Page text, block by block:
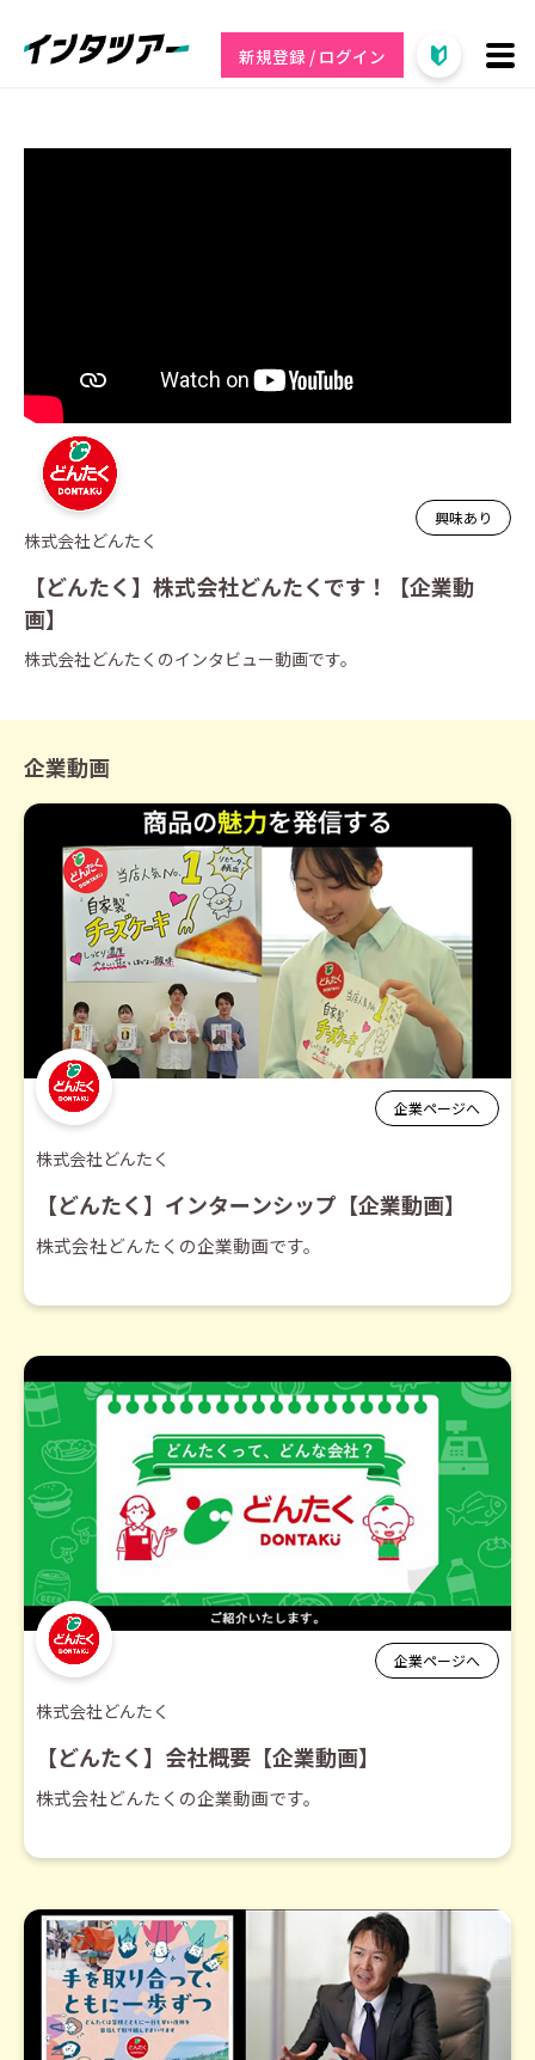
新規登録 / ログイン
興味あり
株式会社どんたく
【どんたく】株式会社どんたくです！【企業動
画】
株式会社どんたくのインタビュー動画です。
企業動画
企業ページへ
株式会社どんたく
【どんたく】インターンシップ【企業動画】
株式会社どんたくの企業動画です。
企業ページへ
株式会社どんたく
【どんたく】会社概要【企業動画】
株式会社どんたくの企業動画です。